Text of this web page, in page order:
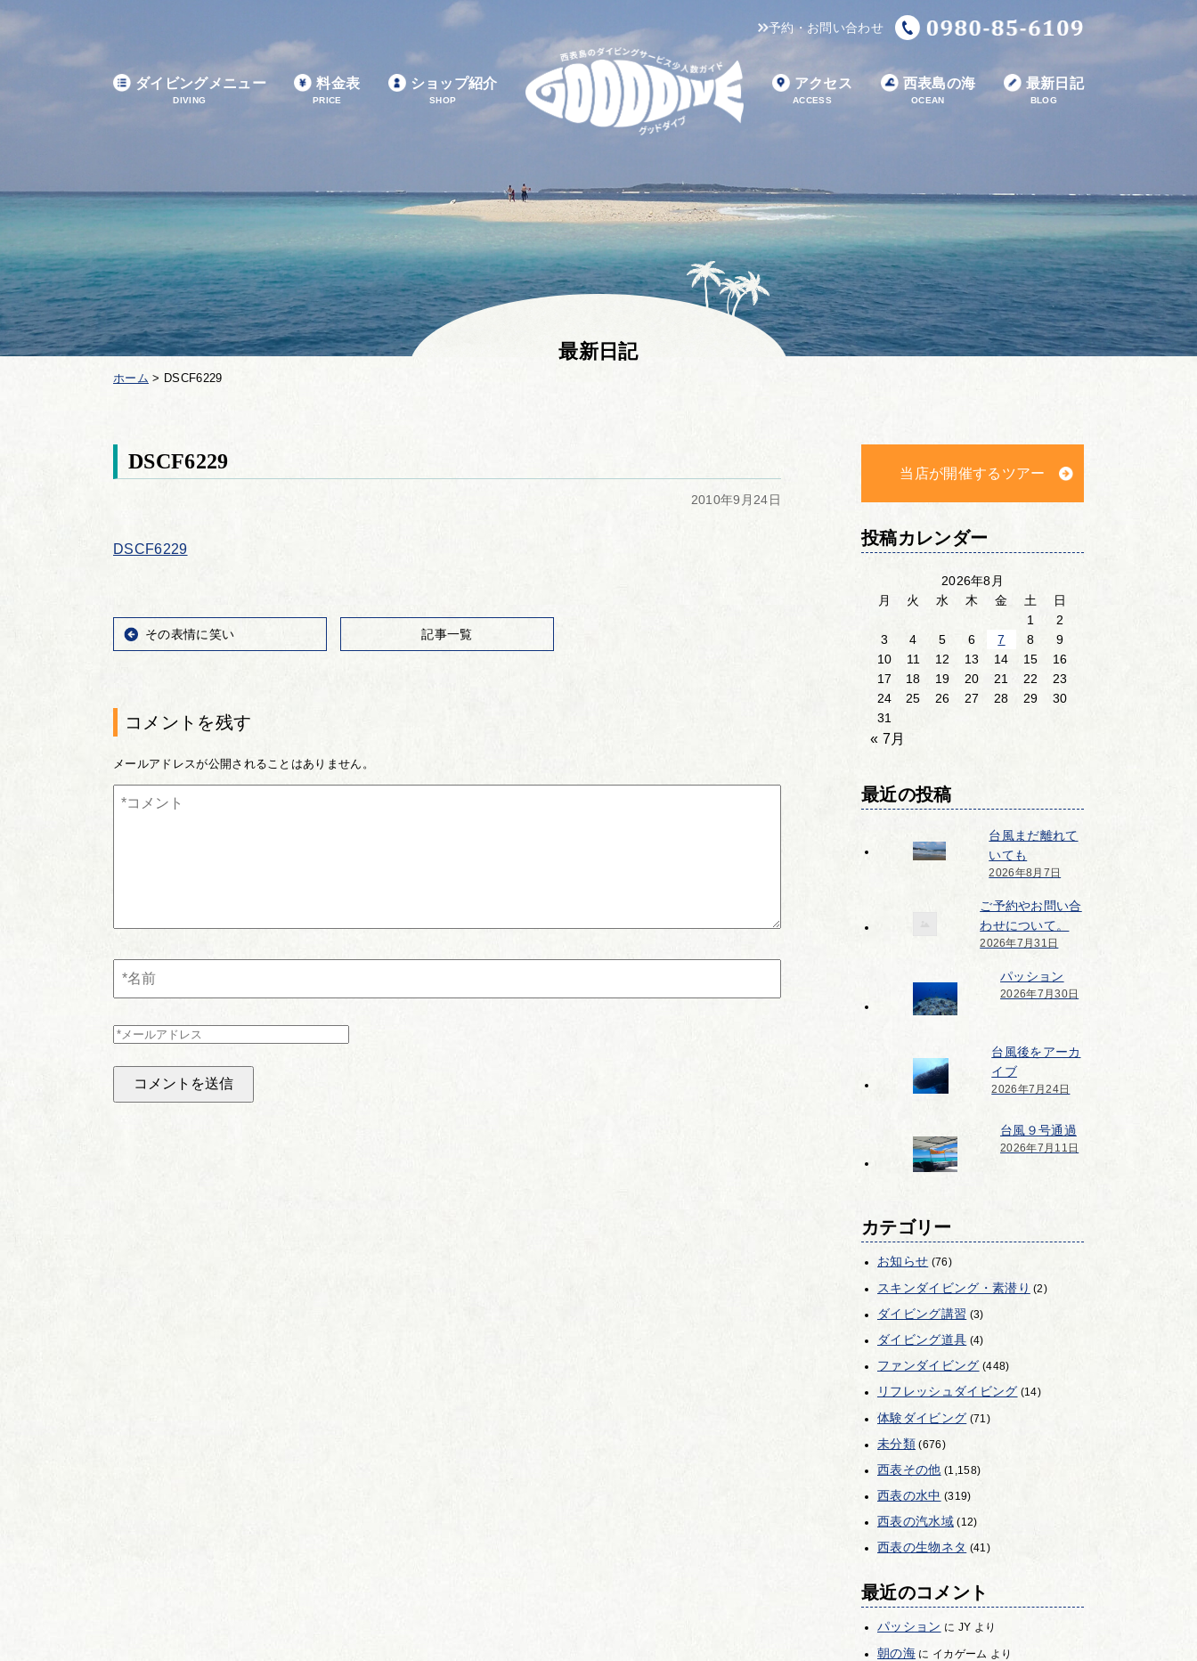
予約・お問い合わせ
ダイビングメニュー
DIVING
料金表
PRICE
ショップ紹介
SHOP
アクセス
ACCESS
西表島の海
OCEAN
最新日記
BLOG
最新日記
ホーム > DSCF6229
DSCF6229
2010年9月24日
DSCF6229
その表情に笑い 記事一覧
コメントを残す
メールアドレスが公開されることはありません。
当店が開催するツアー
投稿カレンダー
2026年8月
月
火 水 木 金 土
日
1
2
3
4 5 6 7 8
9
10
11 12 13 14 15
16
17
18 19 20 21 22
23
24
25 26 27 28 29
30
31
« 7月
最近の投稿
台風まだ離れて
いても
2026年8月7日
ご予約やお問い合
わせについて。
2026年7月31日
パッション
2026年7月30日
台風後をアーカ
イブ
2026年7月24日
台風９号通過
2026年7月11日
カテゴリー
お知らせ (76)
スキンダイビング・素潜り (2)
ダイビング講習 (3)
ダイビング道具 (4)
ファンダイビング (448)
リフレッシュダイビング (14)
体験ダイビング (71)
未分類(676)
西表その他 (1,158)
西表の水中 (319)
西表の汽水域(12)
西表の生物ネタ (41)
最近のコメント
パッション に JY より
朝の海に イカゲーム より